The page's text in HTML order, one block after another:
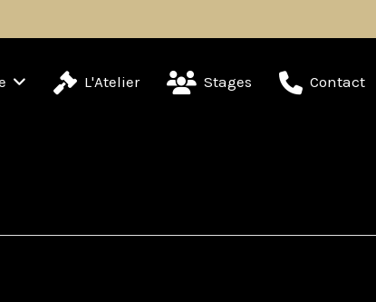
L'Atelier Stages Contact